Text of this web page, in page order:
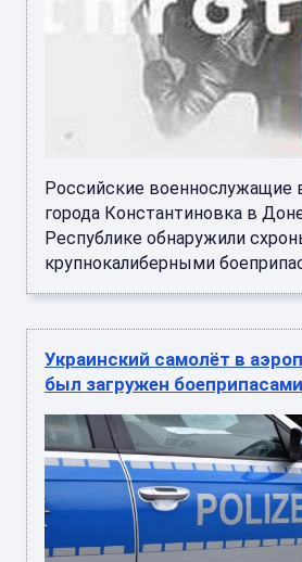
Российские военнослужащие
города Константиновка в
Республике обнаружили
крупнокалиберными
Украинский самолёт в
был загружен боеприпасами